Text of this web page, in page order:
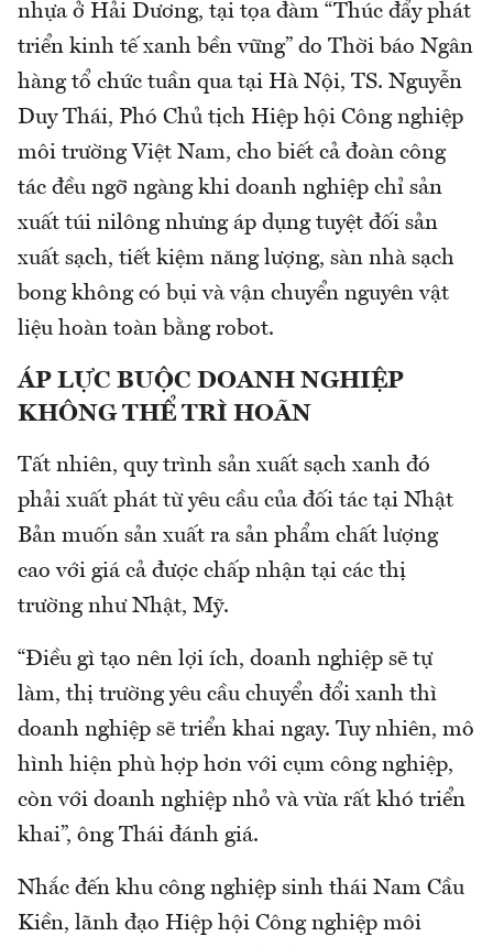
nhựa ở Hải Dương, tại tọa đàm “Thúc đẩy phát
triển kinh tế xanh bền vững” do Thời báo Ngân
hàng tổ chức tuần qua tại Hà Nội, TS. Nguyễn
Duy Thái, Phó Chủ tịch Hiệp hội Công nghiệp
môi trường Việt Nam, cho biết cả đoàn công
tác đều ngỡ ngàng khi doanh nghiệp chỉ sản
xuất túi nilông nhưng áp dụng tuyệt đối sản
xuất sạch, tiết kiệm năng lượng, sàn nhà sạch
bong không có bụi và vận chuyển nguyên vật
liệu hoàn toàn bằng robot.
ÁP LỰC BUỘC DOANH NGHIỆP
KHÔNG THỂ TRÌ HOÃN
Tất nhiên, quy trình sản xuất sạch xanh đó
phải xuất phát từ yêu cầu của đối tác tại Nhật
Bản muốn sản xuất ra sản phẩm chất lượng
cao với giá cả được chấp nhận tại các thị
trường như Nhật, Mỹ.
“Điều gì tạo nên lợi ích, doanh nghiệp sẽ tự
làm, thị trường yêu cầu chuyển đổi xanh thì
doanh nghiệp sẽ triển khai ngay. Tuy nhiên, mô
hình hiện phù hợp hơn với cụm công nghiệp,
còn với doanh nghiệp nhỏ và vừa rất khó triển
khai”, ông Thái đánh giá.
Nhắc đến khu công nghiệp sinh thái Nam Cầu
Kiền, lãnh đạo Hiệp hội Công nghiệp môi